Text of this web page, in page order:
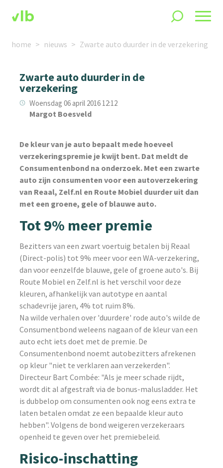
home nieuws Zwarte auto duurder in de verzekering
Zwarte auto duurder in de
verzekering
Woensdag 06 april 2016 12:12
Margot Boesveld
De kleur van je auto bepaalt mede hoeveel
verzekeringspremie je kwijt bent. Dat meldt de
Consumentenbond na onderzoek. Met een zwarte
auto zijn consumenten voor een autoverzekering
van Reaal, Zelf.nl en Route Mobiel duurder uit dan
met een groene, gele of blauwe auto.
Tot 9% meer premie
Bezitters van een zwart voertuig betalen bij Reaal
(Direct-polis) tot 9% meer voor een WA-verzekering,
dan voor eenzelfde blauwe, gele of groene auto's. Bij
Route Mobiel en Zelf.nl is het verschil voor deze
kleuren, afhankelijk van autotype en aantal
schadevrije jaren, 4% tot ruim 8%.
Na wilde verhalen over 'duurdere' rode auto's wilde de
Consumentbond weleens nagaan of de kleur van een
auto echt iets doet met de premie. De
Consumentenbond noemt autobezitters afrekenen
op kleur "niet te verklaren aan verzekerden".
Directeur Bart Combée: "Als je meer schade rijdt,
wordt dit al afgestraft via de bonus-malusladder. Het
is dubbelop om consumenten ook nog eens extra te
laten betalen omdat ze een bepaalde kleur auto
hebben". Volgens de bond weigeren verzekeraars
openheid te geven over het premiebeleid.
Risico-inschatting